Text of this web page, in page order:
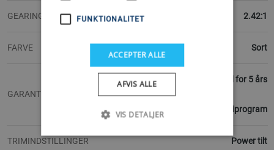
GEARINGSFORHOLD 2.42:1
FARVE Sort
GARANTI
2 års reklamationsret, mulighed for 5 års
garantiprogram
TRIMINDSTILLINGER Power tilt
FUNKTIONALITET
ACCEPTER ALLE
AFVIS ALLE
VIS DETALJER